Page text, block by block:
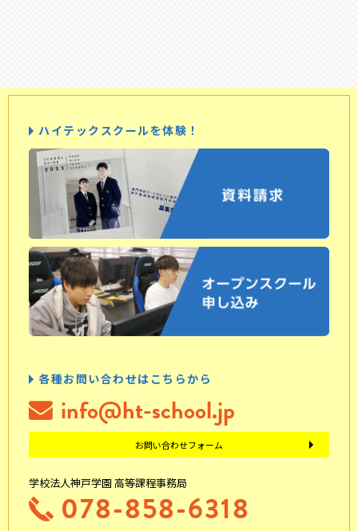
ハイテックスクールを体験！
各種お問い合わせはこちらから
info@ht-school.jp
お問い合わせフォーム
学校法人神戸学園 高等課程事務局
078-858-6318